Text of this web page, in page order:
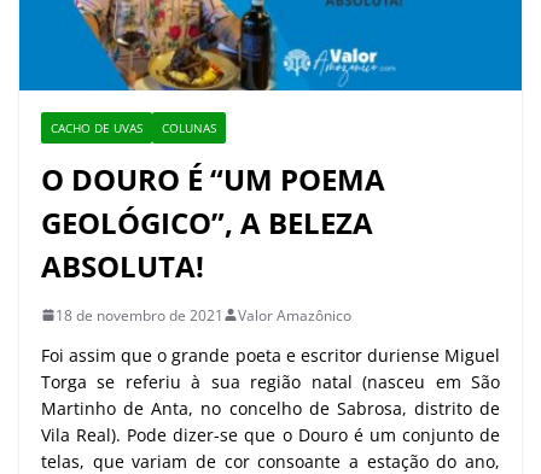
CACHO DE UVAS COLUNAS
O DOURO É “UM POEMA
GEOLÓGICO”, A BELEZA
ABSOLUTA!
18 de novembro de 2021 Valor Amazônico
Foi assim que o grande poeta e escritor duriense Miguel
Torga se referiu à sua região natal (nasceu em São
Martinho de Anta, no concelho de Sabrosa, distrito de
Vila Real). Pode dizer-se que o Douro é um conjunto de
telas, que variam de cor consoante a estação do ano,